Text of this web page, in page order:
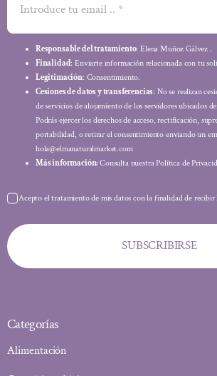
Responsable del tratamiento: Elena Muñoz Gálvez .
Finalidad: Enviarte información relacionada con tu
Legitimación: Consentimiento.
Cesiones de datos y transferencias: No se realizan
de servicios de alojamiento de los servidores ubicados
Podrás ejercer los derechos de acceso, rectificación,
portabilidad, o retirar el consentimiento enviando un
hola@elmanaturalmarket.com
Más información: Consulta nuestra Política de
Acepto el tratamiento de mis datos con la finalidad de
SUBSCRIBIRSE
Categorías
Alimentación